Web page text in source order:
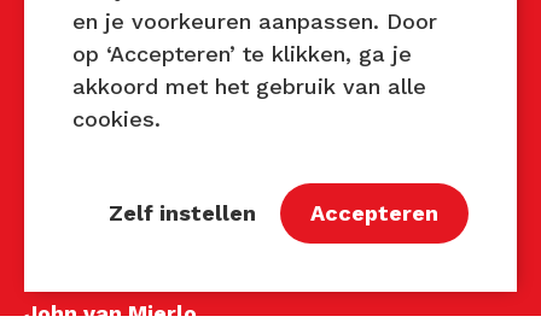
neem dan contact met ons op
via de gegevens.
Privacy Beleid
John van Mierlo
en je voorkeuren aanpassen. Door
op ‘Accepteren’ te klikken, ga je
akkoord met het gebruik van alle
cookies.
Zelf instellen Accepteren